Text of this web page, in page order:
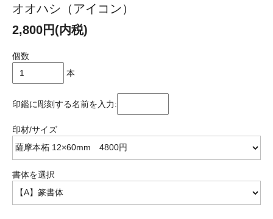
オオハシ（アイコン）
2,800円(内税)
個数
本
印鑑に彫刻する名前を入力:
印材/サイズ
書体を選択